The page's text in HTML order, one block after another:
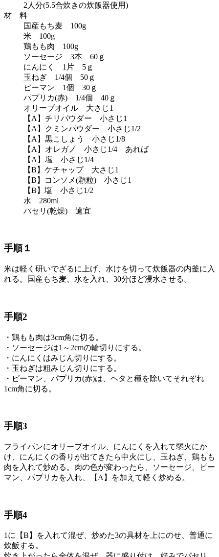
2人分(5.5合炊きの炊飯器使用)
材 料
国産もち麦 100g
米 100g
鶏もも肉 100g
ソーセージ 3本 60ｇ
にんにく 1片 5ｇ
玉ねぎ 1/4個 50ｇ
ピーマン 1個 30ｇ
パプリカ(赤) 1/4個 40ｇ
オリーブオイル 大さじ1
【A】チリパウダー 小さじ1
【A】クミンパウダー 小さじ1/2
【A】黒こしょう 小さじ1/8
【A】オレガノ 小さじ1/4 あれば
【A】塩 小さじ1/4
【B】ケチャップ 大さじ1
【B】コンソメ(顆粒) 小さじ1
【B】塩 小さじ1/2
水 280ml
パセリ(乾燥) 適宜
手順１
米は軽く研いでざるに上げ、水けを切って炊飯器の内釜に入
れる。国産もち麦、水を入れ、30分ほど浸水させる。
手順2
・鶏もも肉は3cm角に切る。
・ソーセージは1～2cmの輪切りにする。
・にんにくはみじん切りにする。
・玉ねぎは粗みじん切りにする。
・ピーマン、パプリカ(赤)は、ヘタと種を除いてそれぞれ
1cm角に切る。
手順3
フライパンにオリーブオイル、にんにくを入れて弱火にか
け、にんにくの香りが出てきたら中火にし、玉ねぎ、鶏もも
肉を入れて炒める。肉の色が変わったら、ソーセージ、ピー
マン、パプリカを入れ、【A】を加えて軽く炒める。
手順4
1に【B】を入れて混ぜ、炒めた3の具材を上にのせ、普通に
炊飯する。